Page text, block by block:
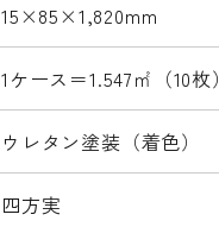
15×85×1,820mm
1ケース＝1.547㎡（10枚）
ウレタン塗装（着色）
四方実